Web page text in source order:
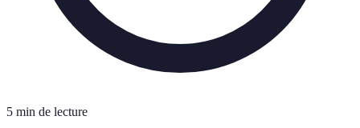
5 min de lecture